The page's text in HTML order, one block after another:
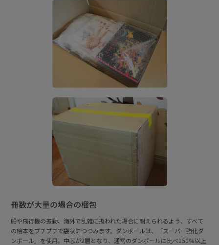
冊数が大量の場合の梱包
船や飛行機の振動、海外で乱雑に扱われた場合に耐えられるよう、すべて
の絵本をプチプチで袋状につつみます。ダンボールは、「スーパー強化ダ
ンボール」を使用。中芯が2層となり、通常のダンボールに比べ150％以上